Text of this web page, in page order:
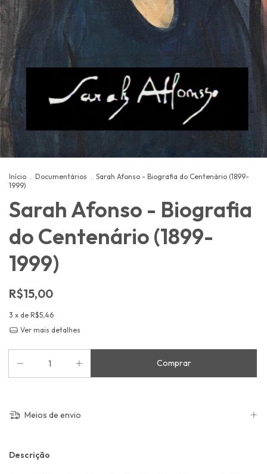
Início Documentários
Sarah Afonso - Biografia do Centenário (1899-
1999)
Sarah Afonso - Biografia
do Centenário (1899-
1999)
R$15,00
3 x de R$5,46
Ver mais detalhes
Meios de envio
Descrição